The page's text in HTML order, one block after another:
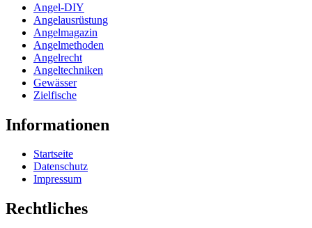
Angel-DIY
Angelausrüstung
Angelmagazin
Angelmethoden
Angelrecht
Angeltechniken
Gewässer
Zielfische
Informationen
Startseite
Datenschutz
Impressum
Rechtliches